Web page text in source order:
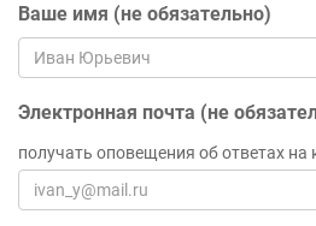
Ваше имя (не обязательно)
Электронная почта (не
получать оповещения об ответах на